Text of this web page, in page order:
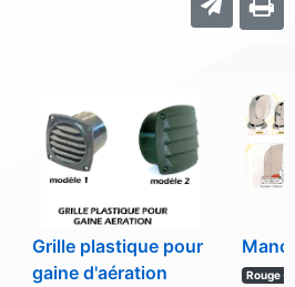
Grille plastique pour
gaine d'aération
Rouge -